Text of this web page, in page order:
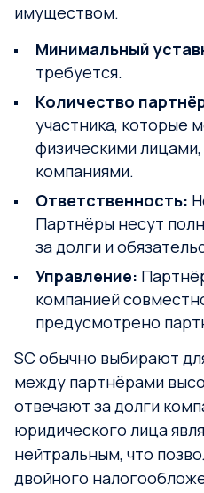
имуществом.
Минимальный
требуется.
Количество
участника, которые
физическими
компаниями.
Ответственность:
Партнёры несут
за долги и
Управление:
компанией
предусмотрено
SC обычно выбирают
между партнёрами
отвечают за долги
юридического лица
нейтральным, что
двойного